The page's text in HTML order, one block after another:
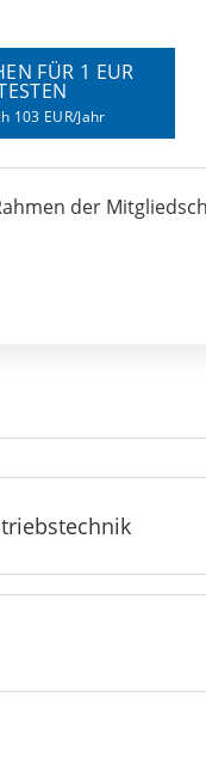
FÜR 1 EUR
103 EUR/Jahr
der